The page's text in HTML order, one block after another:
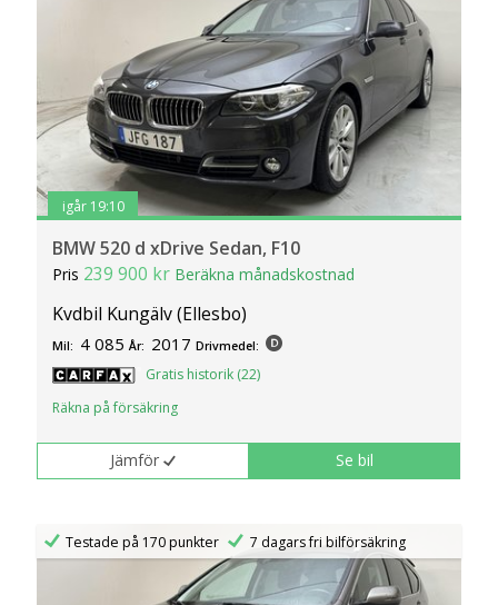
igår 19:10
BMW 520 d xDrive Sedan, F10
Pris 239 900 kr Beräkna månadskostnad
Kvdbil Kungälv (Ellesbo)
Mil: 4 085 År: 2017 Drivmedel:
Gratis historik (22)
Räkna på försäkring
Jämför Se bil
Testade på 170 punkter 7 dagars fri bilförsäkring